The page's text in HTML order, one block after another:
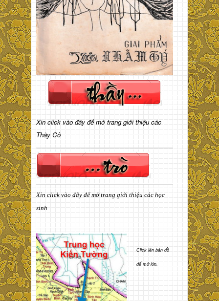
Xin click vào đây để mở trang giới thiệu các
Thầy Cô
Xin click vào đây để mở trang giới thiệu các học
sinh
Click lên bản đồ
để mở lớn.